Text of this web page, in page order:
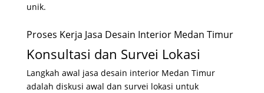
unik.
Proses Kerja Jasa Desain Interior Medan Timur
Konsultasi dan Survei Lokasi
Langkah awal jasa desain interior Medan Timur
adalah diskusi awal dan survei lokasi untuk